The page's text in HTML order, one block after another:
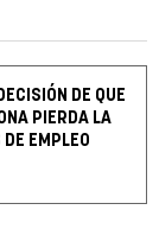
DE QUE
PIERDA LA
EMPLEO